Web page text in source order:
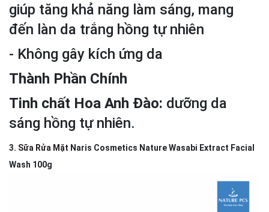
giúp tăng khả năng làm sáng, mang
đến làn da trắng hồng tự nhiên
- Không gây kích ứng da
Thành Phần Chính
Tinh chất Hoa Anh Đào: dưỡng da
sáng hồng tự nhiên.
3. Sữa Rửa Mặt Naris Cosmetics Nature Wasabi Extract Facial
Wash 100g